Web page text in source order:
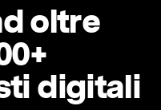
oltre
digitali